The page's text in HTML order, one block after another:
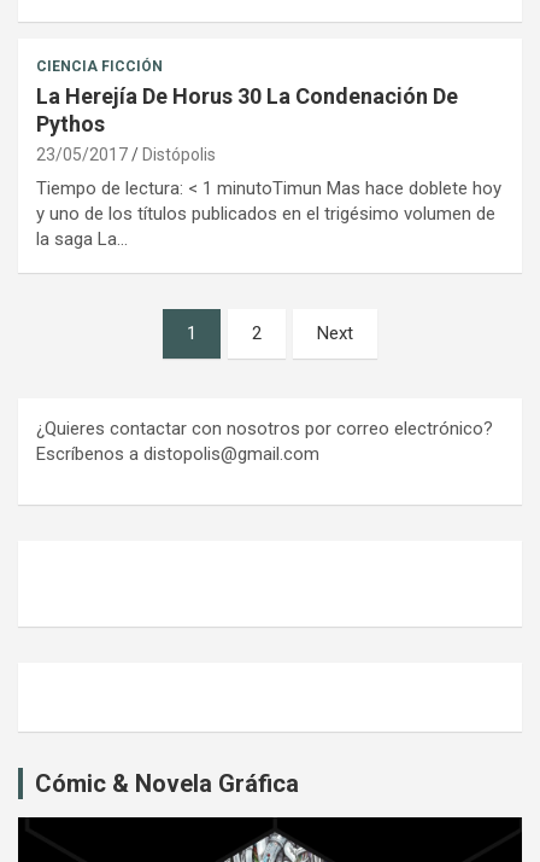
CIENCIA FICCIÓN
La Herejía De Horus 30 La Condenación De
Pythos
23/05/2017 Distópolis
Tiempo de lectura: < 1 minutoTimun Mas hace doblete hoy
y uno de los títulos publicados en el trigésimo volumen de
la saga La…
1 2 Next
¿Quieres contactar con nosotros por correo electrónico?
Escríbenos a distopolis@gmail.com
Cómic & Novela Gráfica